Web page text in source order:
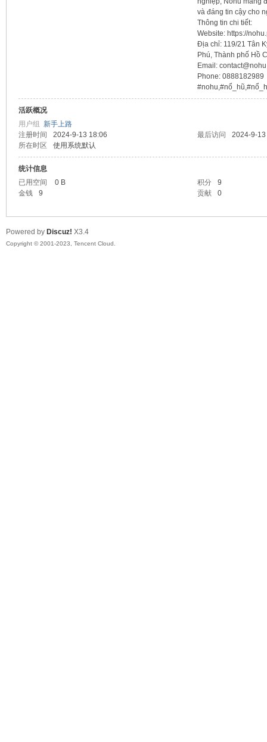
và đáng tin cậy cho
Thông tin chi tiết:
Website: https://
Địa chỉ: 119/21 Tân
Phú, Thành phố Hồ
Email:
Phone: 0888182989
活跃概况
用户组 新手上路
注册时间
2024-9-13 18:06 最后访问
2024-9-
所在时区
使用系统默认
统计信息
已用空间
0 B 积分
9
金钱
9 贡献 0
Powered by Discuz! X3.4
Copyright © 2001-2023, Tencent Cloud.